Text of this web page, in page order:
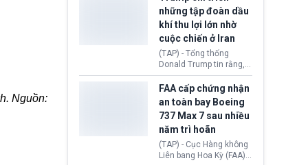
Nguồn:
nước ngoài sử dụng giấy
tờ giả có nguy cơ bị từ
chối nhập cảnh hoặc
cấm vào Trung Quốc tới
5 năm.
hành 24/24 giờ vừa bị
Công an TP. Hải Phòng
(Việt Nam) bóc gỡ.
những tập đoàn dầu
khí thu lợi lớn nhờ
cuộc chiến ở Iran
(TAP) - Tổng thống
Donald Trump tin rằng, 2
tập đoàn dầu khí
ExxonMobil và Chevron
đã thu về lợi nhuận quá
lớn nhờ giá dầu tăng
mạnh suốt thời gian Hoa
Kỳ xảy ra xung đột ở
Iran. Trên cơ sở đó, lãnh
đạo Nhà Trắng kêu gọi
các doanh nghiệp cần
FAA cấp chứng nhận
an toàn bay Boeing
737 Max 7 sau nhiều
năm trì hoãn
(TAP) - Cục Hàng không
Liên bang Hoa Kỳ (FAA)